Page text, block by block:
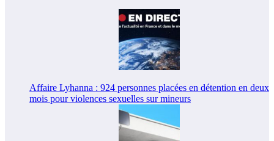
Affaire Lyhanna : 924 personnes placées en détention en deux
mois pour violences sexuelles sur mineurs